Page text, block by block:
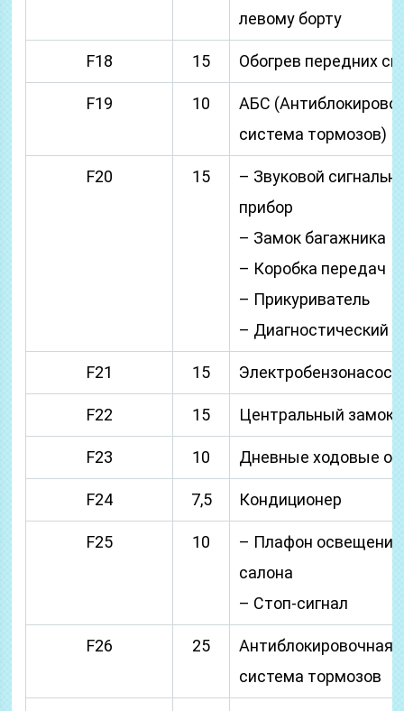
левому борту
F18 15 Обогрев передних
F19 10
АБС
система тормозов)
F20 15
– Звуковой
прибор
– Замок багажника
– Коробка передач
– Прикуриватель
– Диагностический
F21 15 Электробензонасос
F22 15 Центральный замок
F23 10 Дневные ходовые
F24 7,5 Кондиционер
F25 10
– Плафон освещения
салона
– Стоп-сигнал
F26 25
Антиблокировочная
система тормозов